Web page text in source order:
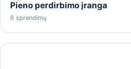
Pieno perdirbimo įranga
6 sprendimų